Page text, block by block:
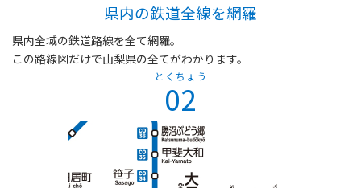
県内の鉄道全線を網羅
県内全域の鉄道路線を全て網羅。
この路線図だけで山梨県の全てがわかります。
とくちょう
02